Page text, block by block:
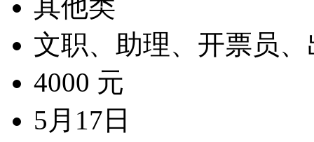
其他类
文职、助理、开票员、
4000 元
5月17日